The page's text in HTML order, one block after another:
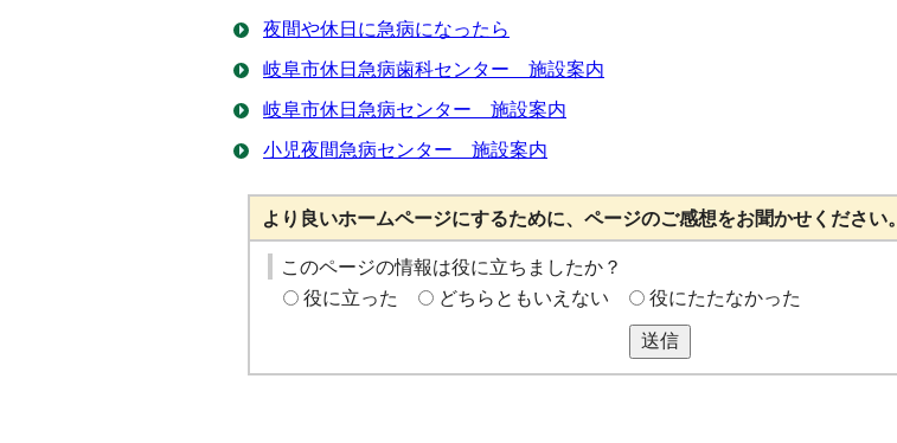
夜間や休日に急病になったら
岐阜市休日急病歯科センター 施設案内
岐阜市休日急病センター 施設案内
小児夜間急病センター 施設案内
より良いホームページにするために、ページのご感想をお聞かせください。
このページの情報は役に立ちましたか？
役に立った
どちらともいえない 役にたたなかった
送信